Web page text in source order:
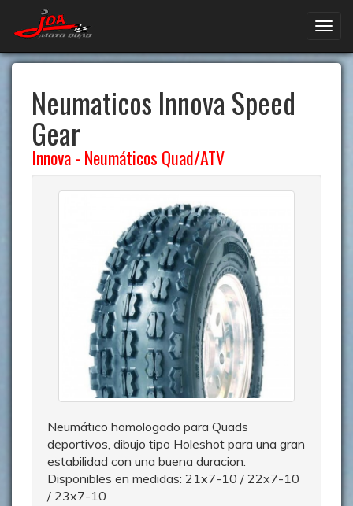
Neumaticos Innova Speed
Gear
Innova- Neumáticos Quad/ATV
Neumático homologado para Quads
deportivos, dibujo tipo Holeshot para una gran
estabilidad con una buena duracion.
Disponibles en medidas: 21x7-10 / 22x7-10
/ 23x7-10